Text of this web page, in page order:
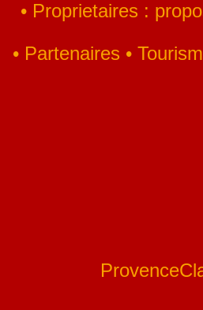
• Proprietaires :
• Partenaires •